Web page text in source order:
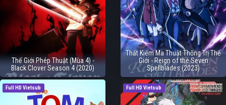
Thế Giới Phép Thuật (Mùa 4) -
Black Clover Season 4 (2020)
Thất Kiếm Ma Thuật Thống Trị Thế
Giới - Reign of the Seven
Spellblades (2023)
Full HD Vietsub Full HD Vietsub